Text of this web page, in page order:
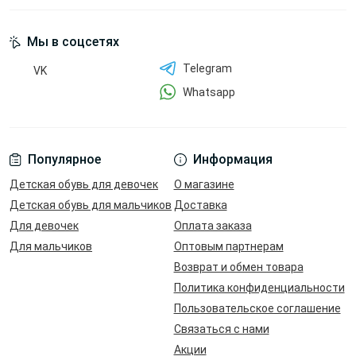
Популярное
Детская обувь для девочек
Детская обувь для мальчиков
Для девочек
Для мальчиков
Информация
О магазине
Доставка
Оплата заказа
Оптовым партнерам
Возврат и обмен товара
Политика конфиденциальности
Пользовательское соглашение
Связаться с нами
Акции
Мы в соцсетях
VK
Telegram
Whatsapp